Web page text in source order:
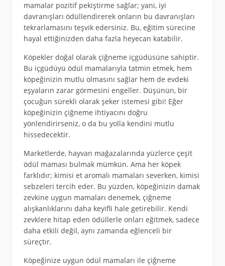
mamalar pozitif pekiştirme sağlar; yani, iyi
davranışları ödüllendirerek onların bu davranışları
tekrarlamasını teşvik edersiniz. Bu, eğitim sürecine
hayal ettiğinizden daha fazla heyecan katabilir.
Köpekler doğal olarak çiğneme içgüdüsüne sahiptir.
Bu içgüdüyü ödül mamalarıyla tatmin etmek, hem
köpeğinizin mutlu olmasını sağlar hem de evdeki
eşyaların zarar görmesini engeller. Düşünün, bir
çocuğun sürekli olarak şeker istemesi gibi! Eğer
köpeğinizin çiğneme ihtiyacını doğru
yönlendirirseniz, o da bu yolla kendini mutlu
hissedecektir.
Marketlerde, hayvan mağazalarında yüzlerce çeşit
ödül maması bulmak mümkün. Ama her köpek
farklıdır; kimisi et aromalı mamaları severken, kimisi
sebzeleri tercih eder. Bu yüzden, köpeğinizin damak
zevkine uygun mamaları denemek, çiğneme
alışkanlıklarını daha keyifli hale getirebilir. Kendi
zevklere hitap eden ödüllerle onları eğitmek, sadece
daha etkili değil, aynı zamanda eğlenceli bir
süreçtır.
Köpeğinize uygun ödül mamaları ile çiğneme